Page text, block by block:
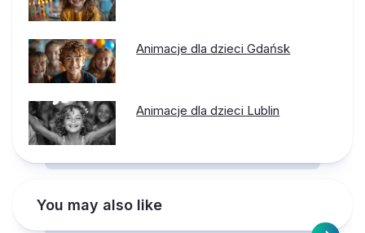
Animacje dla dzieci Gdańsk
Animacje dla dzieci Lublin
You may also like